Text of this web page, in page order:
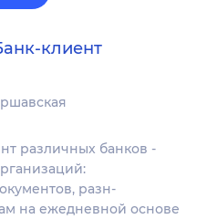
клиент
различных банков -
разн-
на ежедневной основе